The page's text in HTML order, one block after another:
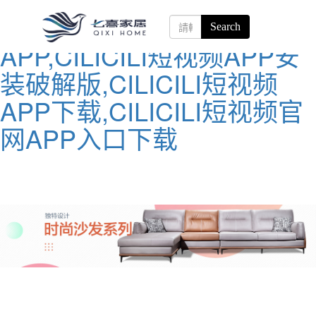
CILICILI短视频黄
APP,CILICILI短视频APP安
装破解版,CILICILI短视频
APP下载,CILICILI短视频官
网APP入口下载